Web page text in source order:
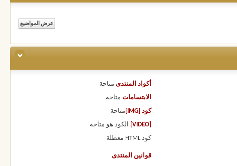
أكواد المنتدى متاحة
الابتسامات متاحة
كود [IMG] متاحة
الكود هو متاحة
كود HTML معطلة
قوانين المنتدى